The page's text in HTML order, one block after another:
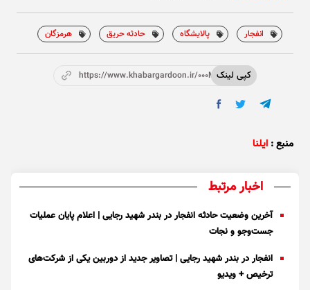
انفجار پالایشگاه حادثه حریق هرمزگان
کپی لینکhttps://www.khabargardoon.ir/000MwN
منبع : ایلنا
اخبار مرتبط
آخرین وضعیت حادثه انفجار در بندر شهید رجایی | اعلام پایان عملیات
جست‌و‌جو و نجات
انفجار در بندر شهید رجایی | تصاویر جدید از دوربین یکی از شرکت‌های
ترخیص + ویدیو